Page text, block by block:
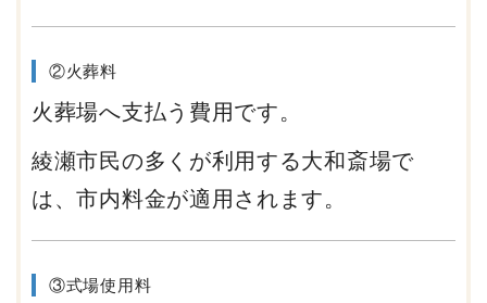
②火葬料
火葬場へ支払う費用です。
綾瀬市民の多くが利用する大和斎場で
は、市内料金が適用されます。
③式場使用料